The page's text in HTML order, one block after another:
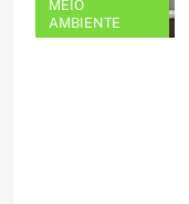
MEIO
AMBIENTE